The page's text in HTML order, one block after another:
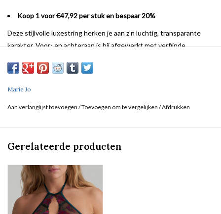
Koop 1 voor €47,92 per stuk en bespaar 20%
Deze stijlvolle luxestring herken je aan z'n luchtig, transparante
karakter. Voor- en achteraan is hij afgewerkt met verfijnde
huidtypes flatteert. Een warme kleur die heel mooi is bij donkere
Marie Jo
Aan verlanglijst toevoegen /Toevoegen om te vergelijken /Afdrukken
Gerelateerde producten